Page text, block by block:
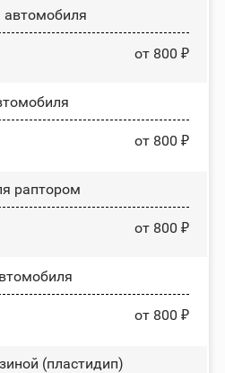
автомобиля
от 800 ₽
от 800 ₽
раптором
от 800 ₽
от 800 ₽
(пластидип)